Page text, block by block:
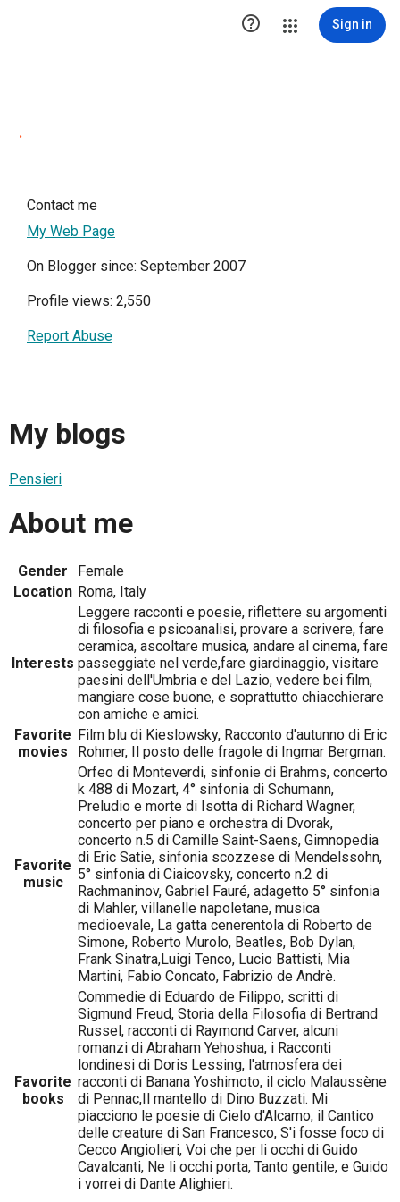
 Sign in
.
Contact me
My Web Page
On Blogger since: September 2007
Profile views: 2,550
Report Abuse
My blogs
Pensieri
About me
Gender
Female
Location Roma, Italy
Interests
Leggere racconti e poesie, riflettere su argomenti
di filosofia e psicoanalisi, provare a scrivere, fare
ceramica, ascoltare musica, andare al cinema, fare
passeggiate nel verde,fare giardinaggio, visitare
paesini dell'Umbria e del Lazio, vedere bei film,
mangiare cose buone, e soprattutto chiacchierare
con amiche e amici.
Favorite
movies
Film blu di Kieslowsky, Racconto d'autunno di Eric
Rohmer, Il posto delle fragole di Ingmar Bergman.
Favorite
music
Orfeo di Monteverdi, sinfonie di Brahms, concerto
k 488 di Mozart, 4° sinfonia di Schumann,
Preludio e morte di Isotta di Richard Wagner,
concerto per piano e orchestra di Dvorak,
concerto n.5 di Camille Saint-Saens, Gimnopedia
di Eric Satie, sinfonia scozzese di Mendelssohn,
5° sinfonia di Ciaicovsky, concerto n.2 di
Rachmaninov, Gabriel Fauré, adagetto 5° sinfonia
di Mahler, villanelle napoletane, musica
medioevale, La gatta cenerentola di Roberto de
Simone, Roberto Murolo, Beatles, Bob Dylan,
Frank Sinatra,Luigi Tenco, Lucio Battisti, Mia
Martini, Fabio Concato, Fabrizio de Andrè.
Favorite
books
Commedie di Eduardo de Filippo, scritti di
Sigmund Freud, Storia della Filosofia di Bertrand
Russel, racconti di Raymond Carver, alcuni
romanzi di Abraham Yehoshua, i Racconti
londinesi di Doris Lessing, l'atmosfera dei
racconti di Banana Yoshimoto, il ciclo Malaussène
di Pennac,Il mantello di Dino Buzzati. Mi
piacciono le poesie di Cielo d'Alcamo, il Cantico
delle creature di San Francesco, S'i fosse foco di
Cecco Angiolieri, Voi che per li occhi di Guido
Cavalcanti, Ne li occhi porta, Tanto gentile, e Guido
i vorrei di Dante Alighieri.